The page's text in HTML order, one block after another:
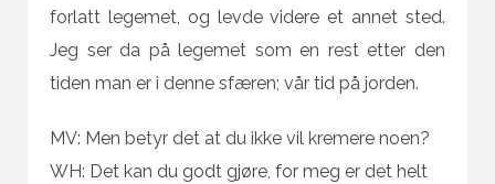
forlatt legemet, og levde videre et annet sted.
Jeg ser da på legemet som en rest etter den
tiden man er i denne sfæren; vår tid på jorden.
MV: Men betyr det at du ikke vil kremere noen?
WH: Det kan du godt gjøre, for meg er det helt